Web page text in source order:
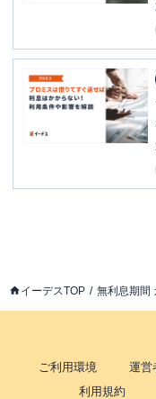
イーデスTOP 無利息期間
ご利用環境 運営
利用規約